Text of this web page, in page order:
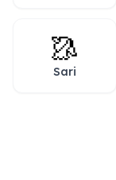
🥻
Sari